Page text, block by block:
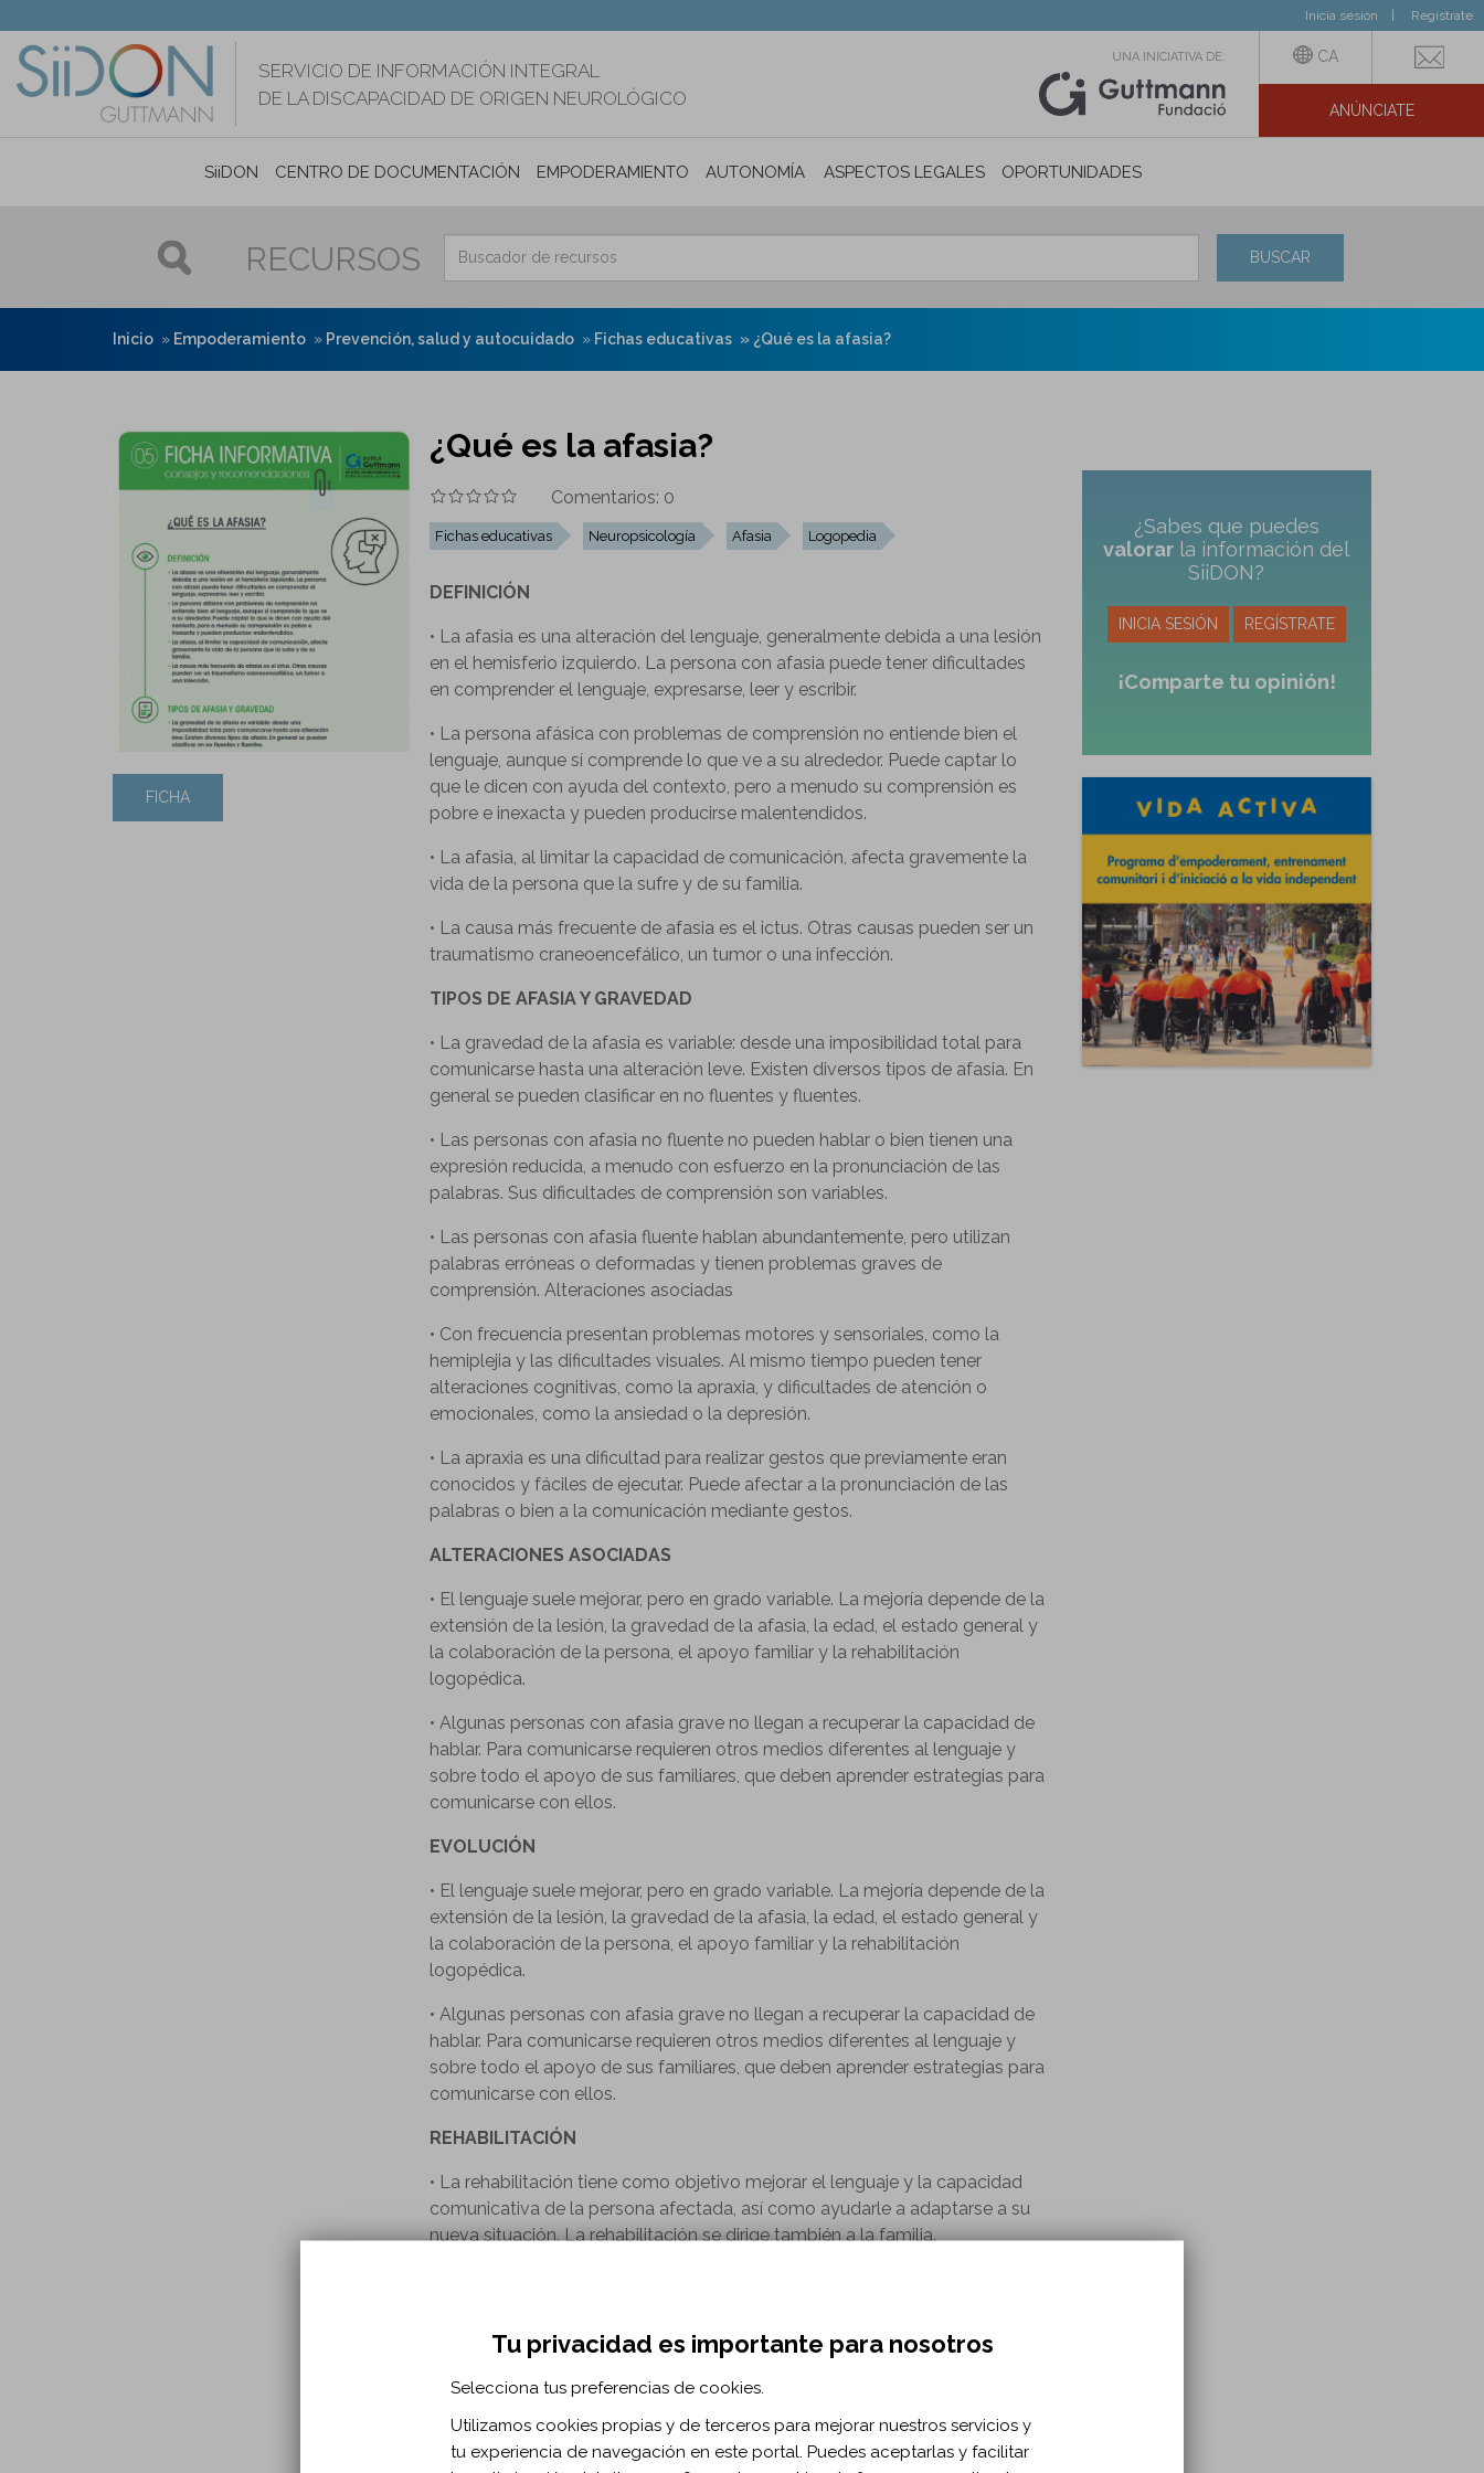
contenido
principal
Inicia sesión Regístrate
SERVICIO DE INFORMACIÓN INTEGRAL
DE LA DISCAPACIDAD DE ORIGEN NEUROLÓGICO
UNA INICIATIVA DE: CA
ANÚNCIATE
SiiDON CENTRO DE DOCUMENTACIÓN EMPODERAMIENTO AUTONOMÍA PERSONAL E INCLUSIÓN SOCIAL
ASPECTOS LEGALES OPORTUNIDADES
RECURSOS BUSCAR
Inicio Empoderamiento Prevención, salud y autocuidado Fichas educativas ¿Qué es la afasia?
FICHA
¿Qué es la afasia?
Comentarios: 0
Fichas educativas Neuropsicología Afasia Logopedia
DEFINICIÓN
• La afasia es una alteración del lenguaje, generalmente debida a una lesión
en el hemisferio izquierdo. La persona con afasia puede tener dificultades
en comprender el lenguaje, expresarse, leer y escribir.
• La persona afásica con problemas de comprensión no entiende bien el
lenguaje, aunque sí comprende lo que ve a su alrededor. Puede captar lo
que le dicen con ayuda del contexto, pero a menudo su comprensión es
pobre e inexacta y pueden producirse malentendidos.
• La afasia, al limitar la capacidad de comunicación, afecta gravemente la
vida de la persona que la sufre y de su familia.
• La causa más frecuente de afasia es el ictus. Otras causas pueden ser un
traumatismo craneoencefálico, un tumor o una infección.
TIPOS DE AFASIA Y GRAVEDAD
• La gravedad de la afasia es variable: desde una imposibilidad total para
comunicarse hasta una alteración leve. Existen diversos tipos de afasia. En
general se pueden clasificar en no fluentes y fluentes.
• Las personas con afasia no fluente no pueden hablar o bien tienen una
expresión reducida, a menudo con esfuerzo en la pronunciación de las
palabras. Sus dificultades de comprensión son variables.
• Las personas con afasia fluente hablan abundantemente, pero utilizan
palabras erróneas o deformadas y tienen problemas graves de
comprensión. Alteraciones asociadas
• Con frecuencia presentan problemas motores y sensoriales, como la
hemiplejia y las dificultades visuales. Al mismo tiempo pueden tener
alteraciones cognitivas, como la apraxia, y dificultades de atención o
emocionales, como la ansiedad o la depresión.
• La apraxia es una dificultad para realizar gestos que previamente eran
conocidos y fáciles de ejecutar. Puede afectar a la pronunciación de las
palabras o bien a la comunicación mediante gestos.
ALTERACIONES ASOCIADAS
• El lenguaje suele mejorar, pero en grado variable. La mejoría depende de la
extensión de la lesión, la gravedad de la afasia, la edad, el estado general y
la colaboración de la persona, el apoyo familiar y la rehabilitación
logopédica.
• Algunas personas con afasia grave no llegan a recuperar la capacidad de
hablar. Para comunicarse requieren otros medios diferentes al lenguaje y
sobre todo el apoyo de sus familiares, que deben aprender estrategias para
comunicarse con ellos.
EVOLUCIÓN
• El lenguaje suele mejorar, pero en grado variable. La mejoría depende de la
extensión de la lesión, la gravedad de la afasia, la edad, el estado general y
la colaboración de la persona, el apoyo familiar y la rehabilitación
logopédica.
• Algunas personas con afasia grave no llegan a recuperar la capacidad de
hablar. Para comunicarse requieren otros medios diferentes al lenguaje y
sobre todo el apoyo de sus familiares, que deben aprender estrategias para
comunicarse con ellos.
REHABILITACIÓN
• La rehabilitación tiene como objetivo mejorar el lenguaje y la capacidad
comunicativa de la persona afectada, así como ayudarle a adaptarse a su
nueva situación. La rehabilitación se dirige también a la familia.
persona.
• La persona con afasia sigue siendo un adulto, con intereses y
opiniones. No la trate como a un niño. Inclúyala en la conversación.
¿Sabes que puedes
valorar la información del
SiiDON?
INICIA SESIÓN REGÍSTRATE
¡Comparte tu opinión!
Tu privacidad es importante para nosotros
Selecciona tus preferencias de cookies.
Utilizamos cookies propias y de terceros para mejorar nuestros servicios y
tu experiencia de navegación en este portal. Puedes aceptarlas y facilitar